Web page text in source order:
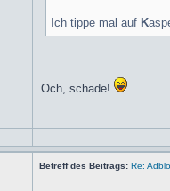
Ich tippe mal auf K
Och, schade!
Betreff des Beitrags: Re: